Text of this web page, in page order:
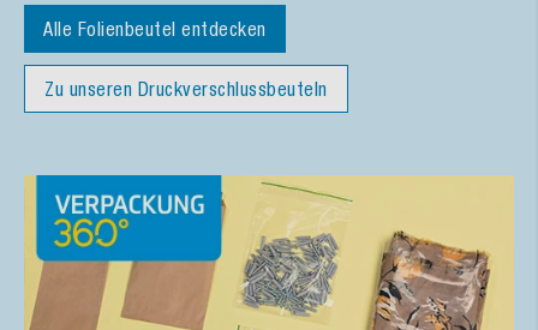
Alle Folienbeutel entdecken
Zu unseren Druckverschlussbeuteln